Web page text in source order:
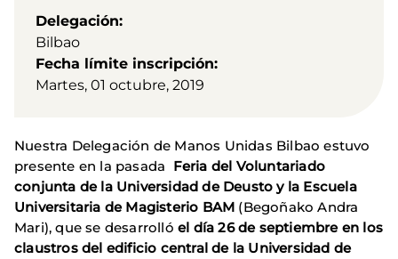
Delegación
Bilbao
Fecha límite inscripción
Martes, 01 octubre, 2019
Nuestra Delegación de Manos Unidas Bilbao estuvo
presente en la pasada Feria del Voluntariado
conjunta de la Universidad de Deusto y la Escuela
Universitaria de Magisterio BAM (Begoñako Andra
Mari), que se desarrolló el día 26 de septiembre en los
claustros del edificio central de la Universidad de